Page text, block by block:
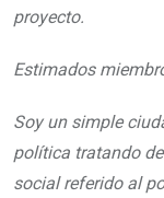
proyecto.
Estimados
Soy un simple
política tratando
social referido al